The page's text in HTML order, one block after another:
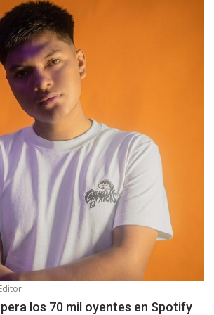
los 70 mil oyentes en Spotify